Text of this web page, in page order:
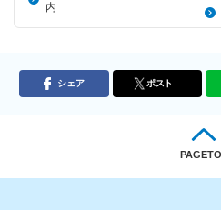
内
シェア ポスト